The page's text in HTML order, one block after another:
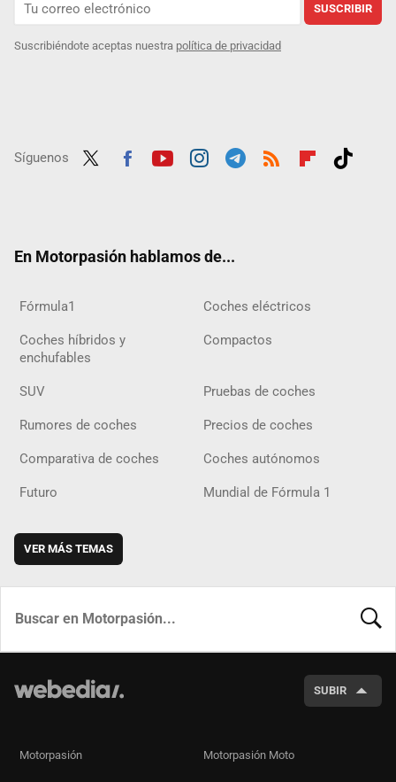
SUSCRIBIR
Suscribiéndote aceptas nuestra política de privacidad
Síguenos
En Motorpasión hablamos de...
Fórmula1 Coches eléctricos
Coches híbridos y
enchufables
Compactos
SUV Pruebas de coches
Rumores de coches Precios de coches
Comparativa de coches Coches autónomos
Futuro Mundial de Fórmula 1
VER MÁS TEMAS
SUBIR
Motorpasión Motorpasión Moto